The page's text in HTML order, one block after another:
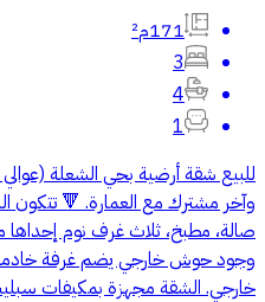
171م²
3
4
1
للبيع شقة أرضية بحي الشعلة
وآخر مشترك مع العمارة. 🔻
صالة، مطبخ، ثلاث غرف نوم
وجود حوش خارجي يضم غرفة
خارجي. الشقة مجهزة بمكيفات